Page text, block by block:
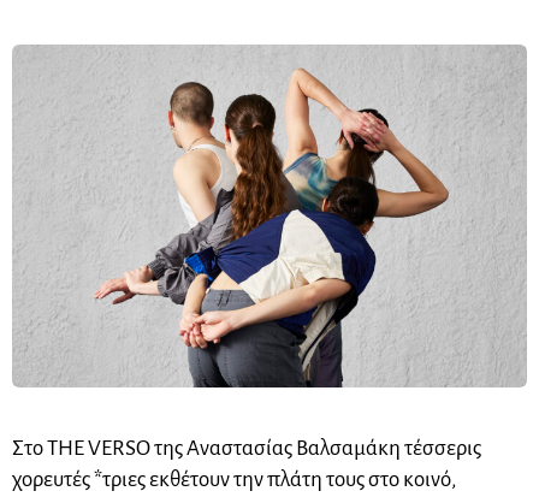
Στο THE VERSO της Αναστασίας Βαλσαμάκη τέσσερις
χορευτές *τριες εκθέτουν την πλάτη τους στο κοινό,